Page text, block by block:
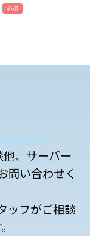
必須
、サーバー
問い合わせく
ッフがご相談